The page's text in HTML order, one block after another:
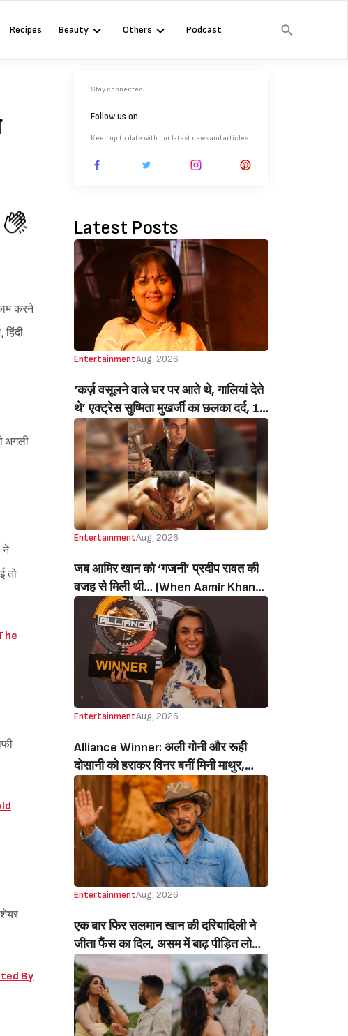
Recipes Beauty Others Podcast
करने
अगली
ने
तो
By
Stay connected
Follow us on
Keep up to date with our latest news and articles.
Latest Posts
EntertainmentAug, 2026
‘कर्ज़ वसूलने वाले घर पर आते थे, गालियां देते
थे’ एक्ट्रेस सुष्मिता मुखर्जी का छलका दर्द, 1
करोड़ का कर्ज उतारने के लिए करनी पड़ी थी
C ग्रेड फिल्में, बोलीं- ‘मैंने अपनी आत्मा बेच दी
थी’ (‘I Sold My Soul’ Actress
Sushmita Mukherjee Recalls Doing
C-Grade Films To Pay Loan)
EntertainmentAug, 2026
जब आमिर खान को ‘गजनी’ प्रदीप रावत की
वजह से मिली थी… (When Aamir Khan
Got ‘Ghajini’ Because Of Pradeep
Rawat)
EntertainmentAug, 2026
Alliance Winner: अली गोनी और रूही
दोसानी को हराकर विनर बनीं मिनी माथुर,
इनाम में मिले 50 लाख रुपये और चमचमाती ही
ट्रॉफी (Mini Mathur Lifts Trophy
Beats Aly Goni And Ruhee Dosani)
EntertainmentAug, 2026
एक बार फिर सलमान खान की दरियादिली ने
जीता फैंस का दिल, असम में बाढ़ पीड़ित लोगों
की मदद के लिए सलमान ने मिलाया NGO से
हाथ, बेघर लोगों के लिए बनवाएंगे 500 घर
(Salman Khan In Collaboration With
An NGO Will Builds Homes For 500